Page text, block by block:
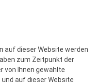
auf dieser Website werden
zum Zeitpunkt der
von Ihnen gewählte
auf dieser Website